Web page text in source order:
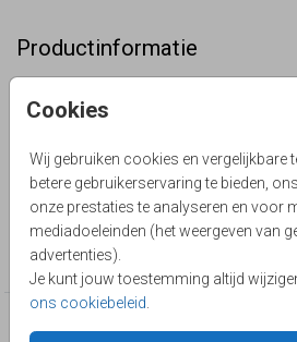
Cookies
Wij gebruiken cookies en vergelijkbare
betere gebruikerservaring te bieden,
onze prestaties te analyseren en voor
mediadoeleinden (het weergeven van
advertenties).
Je kunt jouw toestemming altijd
ons cookiebeleid
Productinformatie
Feestelijke vierkante 40 jaar
goud folie druk.
Lievez
Collectie
40 jaar getrouwd
Deze producten zijn wellicht